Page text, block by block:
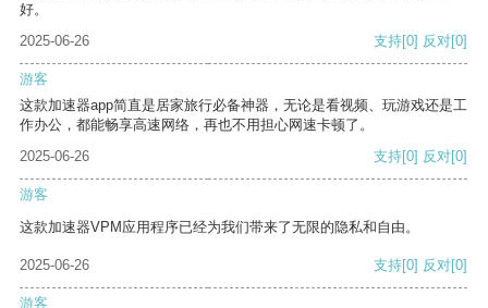
好。
2025-06-26
支持[0] 反对[0]
游客
这款加速器app简直是居家旅行必备神器，无论是看视频、玩游戏还是工
作办公，都能畅享高速网络，再也不用担心网速卡顿了。
2025-06-26
支持[0] 反对[0]
游客
这款加速器VPM应用程序已经为我们带来了无限的隐私和自由。
2025-06-26 支持[0] 反对[0]
游客